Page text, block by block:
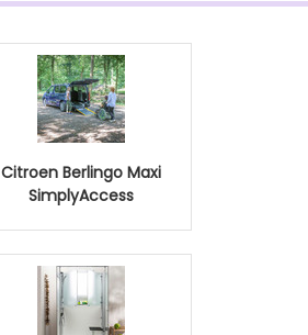
Citroen Berlingo Maxi
SimplyAccess